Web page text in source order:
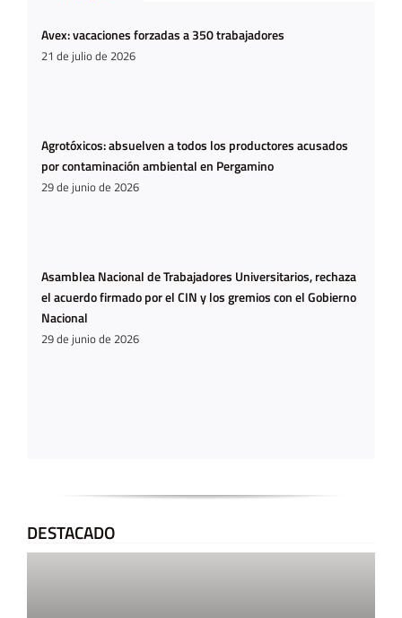
Avex: vacaciones forzadas a 350 trabajadores
21 de julio de 2026
Agrotóxicos: absuelven a todos los productores acusados
por contaminación ambiental en Pergamino
29 de junio de 2026
Asamblea Nacional de Trabajadores Universitarios, rechaza
el acuerdo firmado por el CIN y los gremios con el Gobierno
Nacional
29 de junio de 2026
DESTACADO